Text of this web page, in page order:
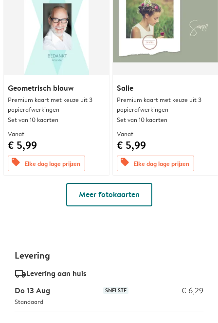
Geometrisch blauw
Premium kaart met keuze uit 3
papierafwerkingen
Set van 10 kaarten
Vanaf
€ 5,99
offers Elke dag lage prijzen
Salie
Premium kaart met keuze uit 3
papierafwerkingen
Set van 10 kaarten
Vanaf
€ 5,99
offers Elke dag lage prijzen
Meer fotokaarten
Levering
delivery_standard_v2Levering aan huis
Do 13 Aug
SNELSTE € 6,29
Standaard